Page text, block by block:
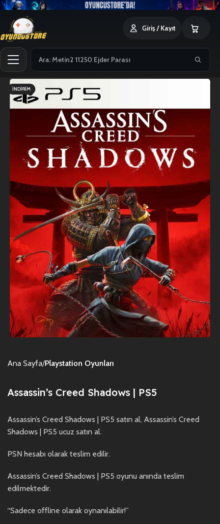
Giriş / Kayıt
İNDIRIM
Ana Sayfa Playstation Oyunları
Assassin’s Creed Shadows | PS5
Assassin’s Creed Shadows | PS5 satın al, Assassin’s Creed
Shadows | PS5 ucuz satın al.
PSN hesabı olarak teslim edilir.
Assassin’s Creed Shadows | PS5 oyunu anında teslim
edilmektedir.
“Sadece offline olarak oynanılabilir!”